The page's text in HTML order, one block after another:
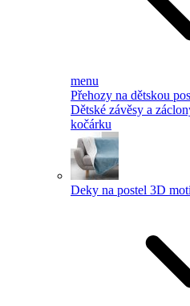
menu
Přehozy na dětskou
Dětské závěsy a
kočárku
Deky na postel 3D